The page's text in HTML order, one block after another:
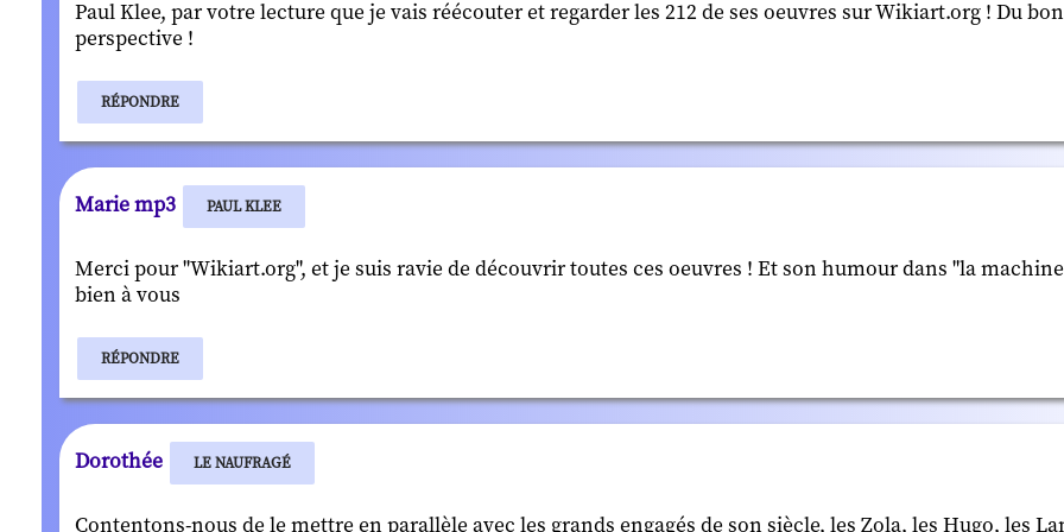
Paul Klee, par votre lecture que je vais réécouter et regarder les 212 de ses oeuvres sur Wikiart.org ! Du
perspective !
RÉPONDRE
Marie mp3 PAUL KLEE
Merci pour "Wikiart.org", et je suis ravie de découvrir toutes ces oeuvres ! Et son humour dans "la
bien à vous
RÉPONDRE
Dorothée LE NAUFRAGÉ
Contentons-nous de le mettre en parallèle avec les grands engagés de son siècle, les Zola, les Hugo, les